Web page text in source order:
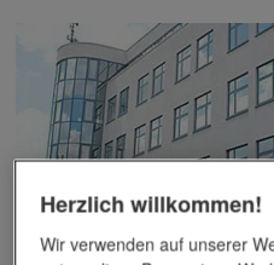
Herzlich willkommen!
Wir verwenden auf unserer